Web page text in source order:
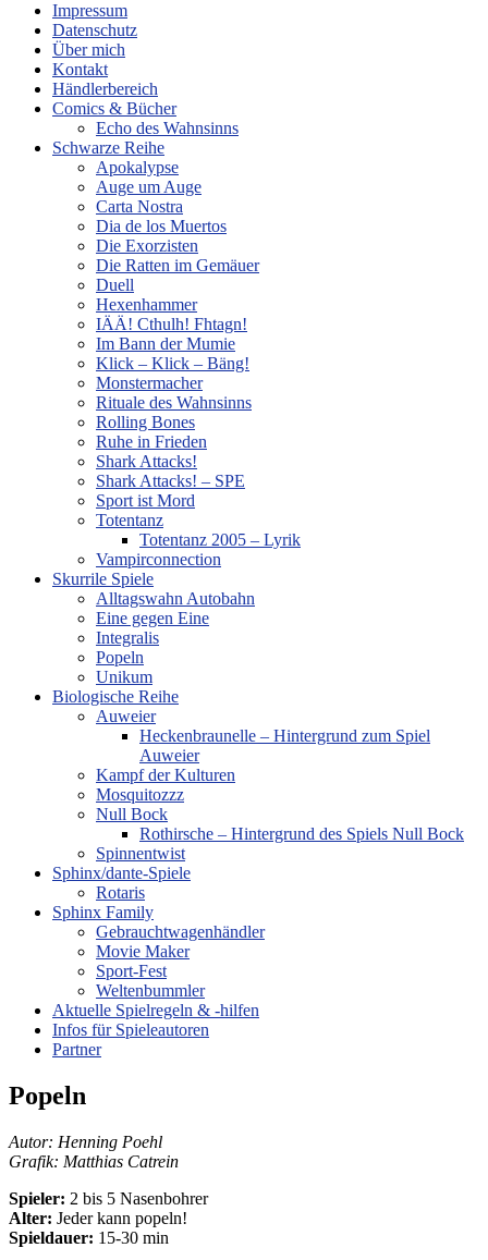
Impressum
Datenschutz
Über mich
Kontakt
Händlerbereich
Comics & Bücher
Echo des Wahnsinns
Schwarze Reihe
Apokalypse
Auge um Auge
Carta Nostra
Dia de los Muertos
Die Exorzisten
Die Ratten im Gemäuer
Duell
Hexenhammer
IÄÄ! Cthulh! Fhtagn!
Im Bann der Mumie
Klick – Klick – Bäng!
Monstermacher
Rituale des Wahnsinns
Rolling Bones
Ruhe in Frieden
Shark Attacks!
Shark Attacks! – SPE
Sport ist Mord
Totentanz
Totentanz 2005 – Lyrik
Vampirconnection
Skurrile Spiele
Alltagswahn Autobahn
Eine gegen Eine
Integralis
Popeln
Unikum
Biologische Reihe
Auweier
Heckenbraunelle – Hintergrund zum Spiel
Auweier
Kampf der Kulturen
Mosquitozzz
Null Bock
Rothirsche – Hintergrund des Spiels Null Bock
Spinnentwist
Sphinx/dante-Spiele
Rotaris
Sphinx Family
Gebrauchtwagenhändler
Movie Maker
Sport-Fest
Weltenbummler
Aktuelle Spielregeln & -hilfen
Infos für Spieleautoren
Partner
Popeln
Autor: Henning Poehl
Grafik: Matthias Catrein
Spieler: 2 bis 5 Nasenbohrer
Alter: Jeder kann popeln!
Spieldauer: 15-30 min